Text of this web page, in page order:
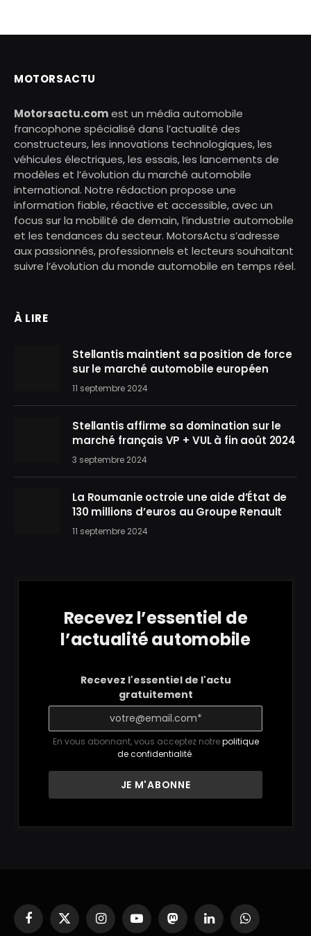
MOTORSACTU
Motorsactu.comest un média automobile
francophone spécialisé dans l’actualité des
constructeurs, les innovations technologiques, les
véhicules électriques, les essais, les lancements de
modèles et l’évolution du marché automobile
international. Notre rédaction propose une
information fiable, réactive et accessible, avec un
focus sur la mobilité de demain, l’industrie automobile
et les tendances du secteur. MotorsActu s’adresse
aux passionnés, professionnels et lecteurs souhaitant
suivre l’évolution du monde automobile en temps réel.
À LIRE
Stellantis maintient sa position de force
sur le marché automobile européen
11 septembre 2024
Stellantis affirme sa domination sur le
marché français VP + VUL à fin août 2024
3 septembre 2024
La Roumanie octroie une aide d’État de
130 millions d’euros au Groupe Renault
11 septembre 2024
Recevez l’essentiel de
l’actualité automobile
Recevez l'essentiel de l'actu
gratuitement
En vous abonnant, vous acceptez notrepolitique
de confidentialité.
Facebook
X
InstagramYouTubeMastodonLinkedInWhatsApp